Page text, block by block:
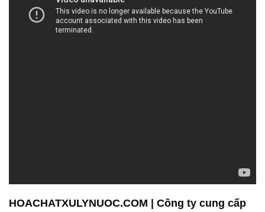
HOACHATXULYNUOC.COM | Công ty cung cấp